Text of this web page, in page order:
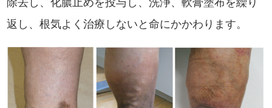
除去し、化膿止めを投与し、洗浄、軟膏塗布を繰り
返し、根気よく治療しないと命にかかわります。